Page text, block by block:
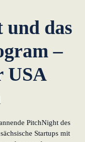
das
–
USA
PitchNight des
Startups mit